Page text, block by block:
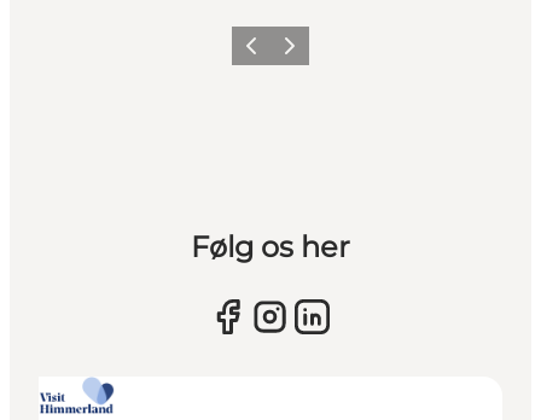
Vorherige Folie
Nächste Folie
Følg os her